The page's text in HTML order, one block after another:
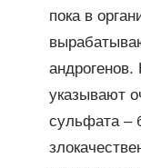
пока в
указывают
сульфата –